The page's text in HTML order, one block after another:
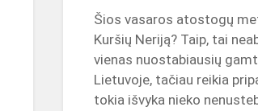
Šios vasaros atostogų
Kuršių Neriją? Taip, tai
vienas nuostabiausių
Lietuvoje, tačiau reikia
tokia išvyka nieko